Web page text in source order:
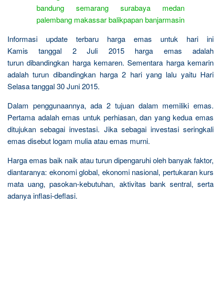
Informasi update terbaru harga emas untuk hari ini
Kamis tanggal 2 Juli 2015 harga emas adalah
turun dibandingkan harga kemaren. Sementara harga kemarin
adalah turun dibandingkan harga 2 hari yang lalu yaitu Hari
Selasa tanggal 30 Juni 2015.
Dalam penggunaannya, ada 2 tujuan dalam memiliki emas.
Pertama adalah emas untuk perhiasan, dan yang kedua emas
ditujukan sebagai investasi. Jika sebagai investasi seringkali
emas disebut logam mulia atau emas murni.
Harga emas baik naik atau turun dipengaruhi oleh banyak faktor,
diantaranya: ekonomi global, ekonomi nasional, pertukaran kurs
mata uang, pasokan-kebutuhan, aktivitas bank sentral, serta
adanya inflasi-deflasi.